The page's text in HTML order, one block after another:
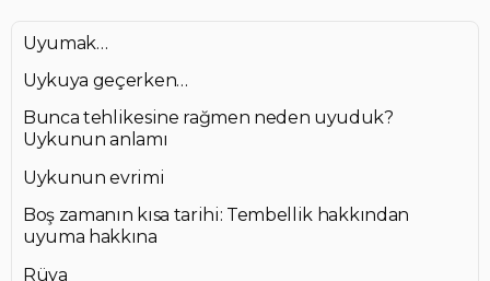
Uyumak…
Uykuya geçerken…
Bunca tehlikesine rağmen neden uyuduk?
Uykunun anlamı
Uykunun evrimi
Boş zamanın kısa tarihi: Tembellik hakkından
uyuma hakkına
Rüya